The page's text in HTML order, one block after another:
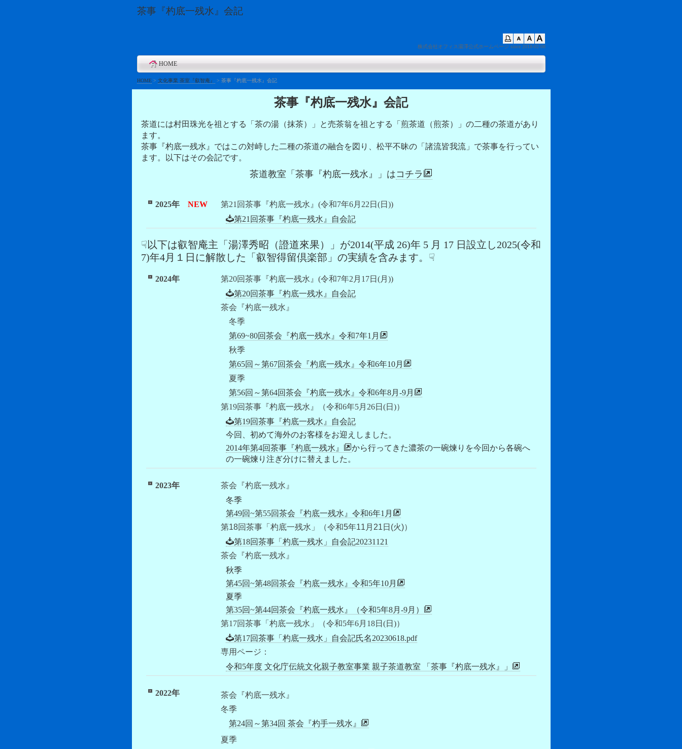
茶事『杓底一残水』会記
株式会社オフィス湯澤公式ホームページ since 2018-02-08
HOME
HOME> 文化事業 茶室『叡智庵』 > 茶事『杓底一残水』会記
茶事『杓底一残水』会記
茶道には村田珠光を祖とする「茶の湯（抹茶）」と売茶翁を祖とする「煎茶道（煎茶）」の二種の茶道があり
ます。
茶事『杓底一残水』ではこの対峙した二種の茶道の融合を図り、松平不昧の「諸流皆我流」で茶事を行ってい
ます。以下はその会記です。
茶道教室「茶事『杓底一残水』」はコチラ
2025年 NEW
第21回茶事『杓底一残水』(令和7年6月22日(日))
第21回茶事『杓底一残水』自会記
☟以下は叡智庵主「湯澤秀昭（證道來果）」が2014(平成 26)年 5 月 17 日設立し2025(令和
7)年4月１日に解散した「叡智得留倶楽部」の実績を含みます。☟
2024年
第20回茶事『杓底一残水』(令和7年2月17日(月))
第20回茶事『杓底一残水』自会記
茶会『杓底一残水』
冬季
第69~80回茶会『杓底一残水』令和7年1月
秋季
第65回～第67回茶会『杓底一残水』令和6年10月
夏季
第56回～第64回茶会『杓底一残水』令和6年8月-9月
第19回茶事『杓底一残水』（令和6年5月26日(日)）
第19回茶事『杓底一残水』自会記
今回、初めて海外のお客様をお迎えしました。
2014年第4回茶事『杓底一残水』
から行ってきた濃茶の一碗煉りを今回から各碗へ
の一碗煉り注ぎ分けに替えました。
2023年
茶会『杓底一残水』
冬季
第49回~第55回茶会『杓底一残水』令和6年1月
第18回茶事「杓底一残水」（令和5年11月21日(火)）
第18回茶事「杓底一残水」自会記20231121
茶会『杓底一残水』
秋季
第45回~第48回茶会『杓底一残水』令和5年10月
夏季
第35回~第44回茶会『杓底一残水』（令和5年8月-9月）
第17回茶事「杓底一残水」（令和5年6月18日(日)）
第17回茶事「杓底一残水」自会記氏名20230618.pdf
専用ページ：
令和5年度 文化庁伝統文化親子教室事業 親子茶道教室 「茶事『杓底一残水』」
2022年
茶会『杓底一残水』
冬季
第24回～第34回 茶会『杓手一残水』
夏季